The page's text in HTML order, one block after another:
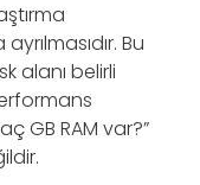
Bu
alanı belirli
GB RAM var?”